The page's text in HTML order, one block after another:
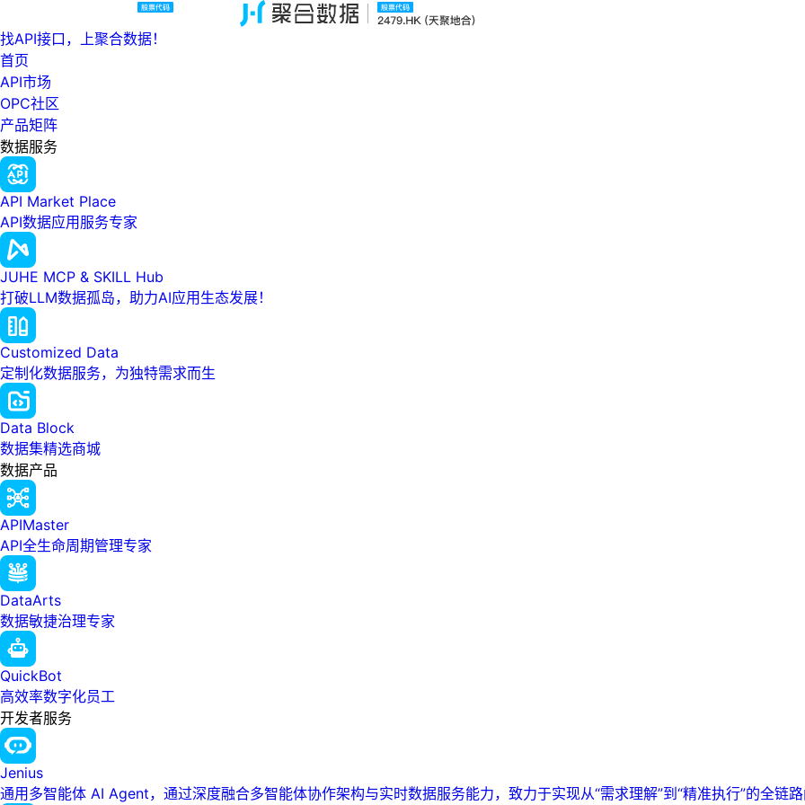
找API接口，上聚合数据！
首页
API市场
OPC社区
产品矩阵
数据服务
API Market Place
API数据应用服务专家
JUHE MCP & SKILL Hub
打破LLM数据孤岛，助力AI应用生态发展！
Customized Data
定制化数据服务，为独特需求而生
Data Block
数据集精选商城
数据产品
APIMaster
API全生命周期管理专家
DataArts
数据敏捷治理专家
QuickBot
高效率数字化员工
开发者服务
Jenius
通用多智能体 AI Agent，通过深度融合多智能体协作架构与实时数据服务能力，致力于实现从“需求理解”到“精准执行”的全链